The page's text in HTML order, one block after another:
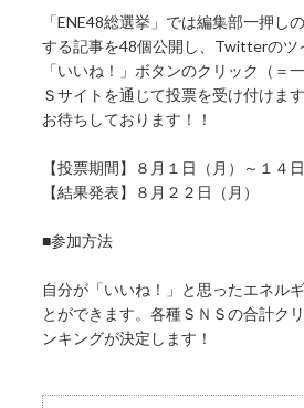
「ENE48総選挙」では編集部一押し
する記事を48個公開し、Twitterのツ
「いいね！」ボタンのクリック（＝
Ｓサイトを通じて投票を受け付けま
お待ちしております！！
【投票期間】８月１日（月）～１４日
【結果発表】８月２２日（月）
■参加方法
自分が「いいね！」と思ったエネル
とができます。各種ＳＮＳの合計ク
ンキングが決定します！